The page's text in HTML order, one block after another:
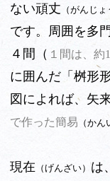
ない頑丈 （がんじょ
です。周囲を多
４間（ １間は、約
に囲んだ「桝形
図によれば、矢
で作った簡易 （かん
現在 （げんざい） は